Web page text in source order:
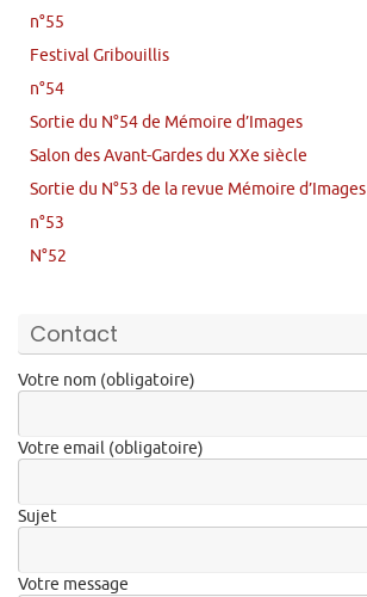
n°55
Festival Gribouillis
n°54
Sortie du N°54 de Mémoire d’Images
Salon des Avant-Gardes du XXe siècle
Sortie du N°53 de la revue Mémoire d’Images
n°53
N°52
Contact
Votre nom (obligatoire)
Votre email (obligatoire)
Sujet
Votre message